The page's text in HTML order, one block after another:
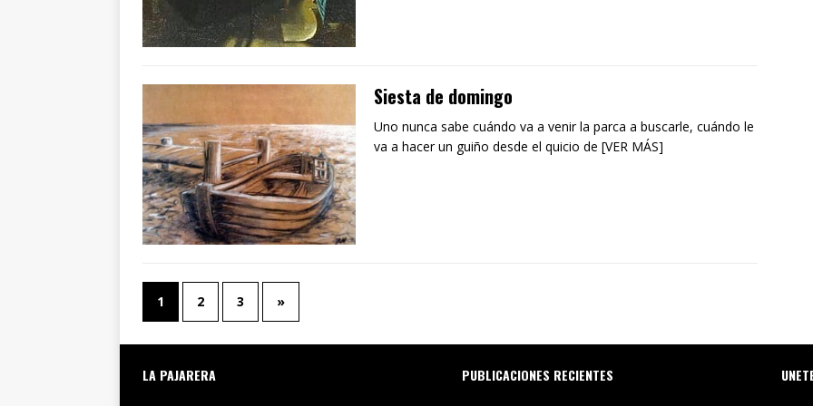
Siesta de domingo
Uno nunca sabe cuándo va a venir la parca a buscarle, cuándo le
va a hacer un guiño desde el quicio de [VER MÁS]
1 2 3 »
LA PAJARERA PUBLICACIONES RECIENTES